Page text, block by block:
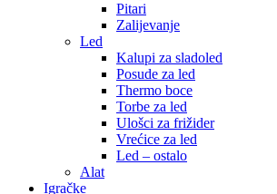
Pitari
Zalijevanje
Led
Kalupi za sladoled
Posude za led
Thermo boce
Torbe za led
Ulošci za frižider
Vrećice za led
Led – ostalo
Alat
Igračke